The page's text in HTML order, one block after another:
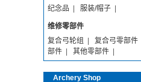
纪念品
服装/帽子
维修零部件
复合弓轮组
复合弓零部件
部件
其他零部件
Archery Shop